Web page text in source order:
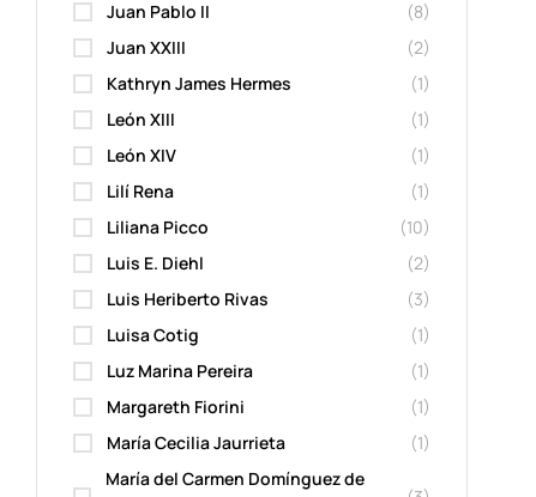
Juan Pablo II
(8)
Juan XXIII
(2)
Kathryn James Hermes
(1)
León XIII
(1)
León XIV
(1)
Lilí Rena
(1)
Liliana Picco
(10)
Luis E. Diehl
(2)
Luis Heriberto Rivas
(3)
Luisa Cotig
(1)
Luz Marina Pereira
(1)
Margareth Fiorini
(1)
María Cecilia Jaurrieta
(1)
María del Carmen Domínguez de